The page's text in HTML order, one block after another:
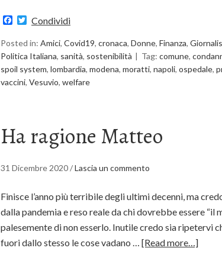
Facebook
Twitter
Condividi
Posted in: Amici, Covid19, cronaca, Donne, Finanza,
Politica Italiana, sanità, sostenibilità Tag: comune,
spoil system, lombardia, modena, moratti, napoli, ospedale,
vaccini, Vesuvio, welfare
Ha ragione Matteo
31 Dicembre 2020/Lascia un commento
Finisce l’anno più terribile degli ultimi decenni, ma
dalla pandemia e reso reale da chi dovrebbe essere “il
palesemente di non esserlo. Inutile credo sia ripetervi
fuori dallo stesso le cose vadano … [Read more…]